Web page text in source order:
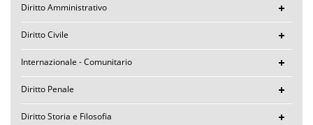
Diritto Amministrativo
Diritto Civile
Internazionale - Comunitario
Diritto Penale
Diritto Storia e Filosofia